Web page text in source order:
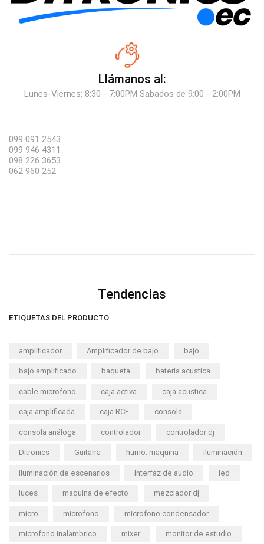
Llámanos al:
Lunes-Viernes: 8:30 - 7:00PM Sabados de 9:00 - 2:00PM
099 091 2543
099 946 4311
098 226 3653
062 960 252
Tendencias
ETIQUETAS DEL PRODUCTO
amplificador Amplificador de bajo bajo
bajo amplificado baqueta bateria acustica
cable microfono caja activa caja acustica
caja amplificada caja RCF consola
consola análoga controlador controlador dj
Ditronics Guitarra humo. maquina iluminación
iluminación de escenarios Interfaz de audio led
luces maquina de efecto mezclador dj
micro microfono microfono condensador
microfono inalambrico mixer monitor de estudio